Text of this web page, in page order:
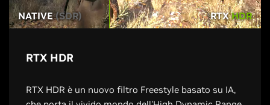
NATIVE(SDR) RTXHDR
RTX HDR
RTX HDR è un nuovo filtro Freestyle basato su IA,